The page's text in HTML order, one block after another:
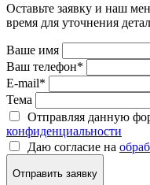
Оставьте заявку и наш
время для уточнения
Ваше имя
Ваш телефон*
E-mail*
Тема
Отправляя данную
конфиденциальности
Даю согласие на
Отправить заявку